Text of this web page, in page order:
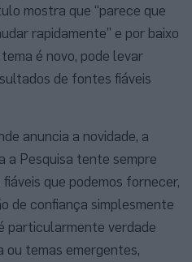
mostra que “parece que
rapidamente” e por baixo
é novo, pode levar
de fontes fiáveis
anuncia a novidade, a
a Pesquisa tente sempre
que podemos fornecer,
de confiança simplesmente
particularmente verdade
ou temas emergentes,